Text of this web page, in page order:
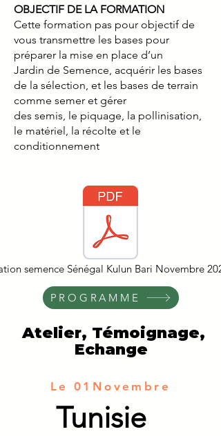
OBJECTIF DE LA FORMATION
Cette formation pas pour objectif de
vous transmettre les bases pour
préparer la mise en place d’un
Jardin de Semence, acquérir les bases
de la sélection, et les bases de terrain
comme semer et gérer
des semis, le piquage, la pollinisation,
le matériel, la récolte et le
conditionnement
semence Sénégal Kulun Bari Novembre
PROGRAMME
Atelier, Témoignage,
Echange
Le 01Novembre
Tunisie